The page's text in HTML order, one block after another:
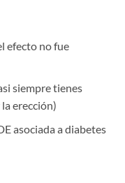
efecto no fue
siempre tienes
erección)
asociada a diabetes